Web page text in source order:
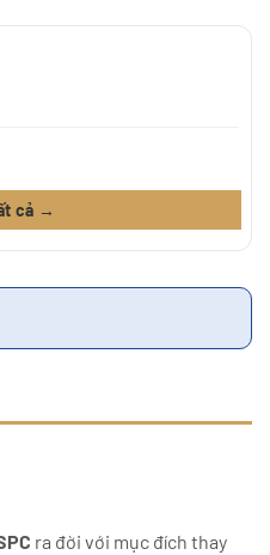
cả →
ra đời với mục đích thay